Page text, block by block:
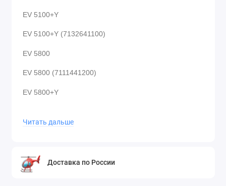
EV 5100+Y
EV 5100+Y (7132641100)
EV 5800
EV 5800 (7111441200)
EV 5800+Y
EV 6100 (7130641500)
Читать дальше
Доставка по России